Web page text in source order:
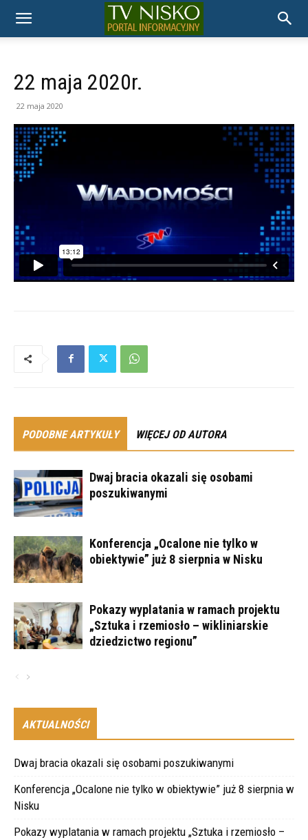
TELEWIZJA
NISKO
22 maja 2020r.
22 maja 2020
PODOBNE ARTYKUŁY WIĘCEJ OD AUTORA
Dwaj bracia okazali się osobami
poszukiwanymi
Konferencja „Ocalone nie tylko w
obiektywie” już 8 sierpnia w Nisku
Pokazy wyplatania w ramach projektu
„Sztuka i rzemiosło – wikliniarskie
dziedzictwo regionu”
AKTUALNOŚCI
Dwaj bracia okazali się osobami poszukiwanymi
Konferencja „Ocalone nie tylko w obiektywie” już 8 sierpnia w
Nisku
Pokazy wyplatania w ramach projektu „Sztuka i rzemiosło –